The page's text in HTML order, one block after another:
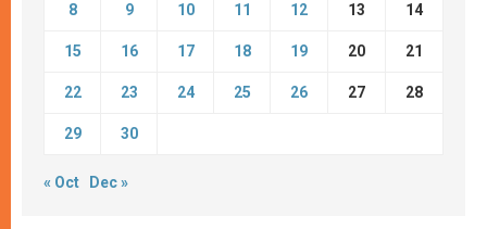
8 9 10 11 12 13 14
15 16 17 18 19 20 21
22 23 24 25 26 27 28
29 30
« Oct Dec »